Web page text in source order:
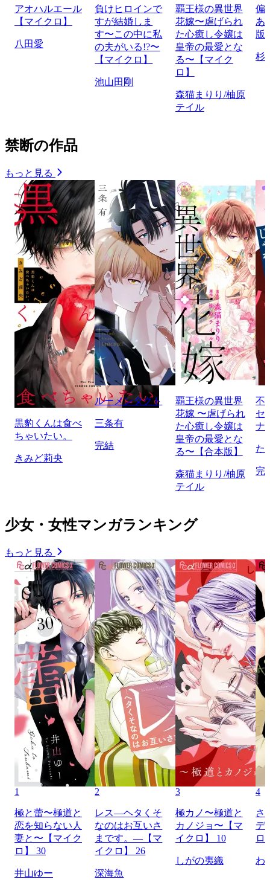
アオハルエール
【マイクロ】
八田愛
負けヒロインで
すが結婚しま
す〜この中に私
の夫がいる!?〜
【マイクロ】
池山田剛
覇王様の異世界
花嫁〜虐げられ
た心癒し令嬢は
皇帝の最愛とな
る〜【マイク
ロ】
森猫まりり/柚原
テイル
偏
あ
版
杉
禁断の作品
もっと見る
黒豹くんは食べ
ちゃいたい。
きみど莉央
ルーメンタクト
三条有
完結
覇王様の異世界
花嫁 〜虐げられ
た心癒し令嬢は
皇帝の最愛とな
る〜【合本版】
森猫まりり/柚原
テイル
不
セ
ナ
た
完
少女・女性マンガランキング
もっと見る
1
極と蕾〜極道と
恋を知らない人
妻と〜【マイク
ロ】 30
井山ゆー
2
レス―ヘタくそ
なのはお互いさ
まです。―【マ
イクロ】 26
深海魚
3
極カノ〜極道と
カノジョ〜【マ
イクロ】 10
しがの夷織
4
さ
デ
ロ
わ